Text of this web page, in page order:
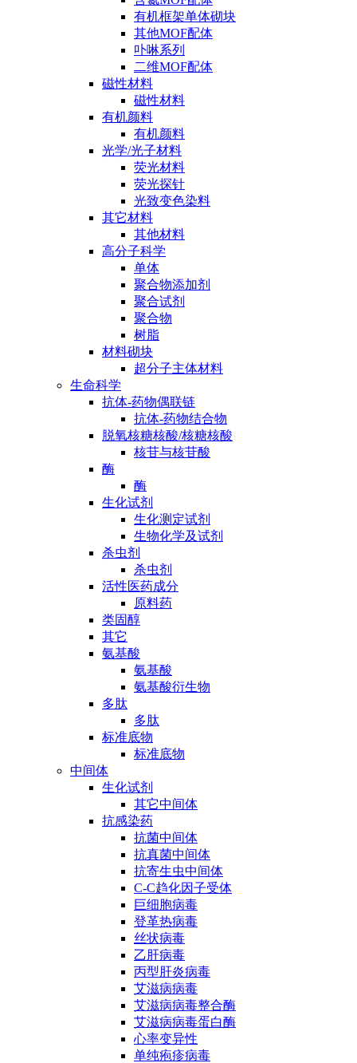
有机框架单体砌块
其他MOF配体
卟啉系列
二维MOF配体
磁性材料
磁性材料
有机颜料
有机颜料
光学/光子材料
荧光材料
荧光探针
光致变色染料
其它材料
其他材料
高分子科学
单体
聚合物添加剂
聚合试剂
聚合物
树脂
材料砌块
超分子主体材料
生命科学
抗体-药物偶联链
抗体-药物结合物
脱氧核糖核酸/核糖核酸
核苷与核苷酸
酶
酶
生化试剂
生化测定试剂
生物化学及试剂
杀虫剂
杀虫剂
活性医药成分
原料药
类固醇
其它
氨基酸
氨基酸
氨基酸衍生物
多肽
多肽
标准底物
标准底物
中间体
生化试剂
其它中间体
抗感染药
抗菌中间体
抗真菌中间体
抗寄生虫中间体
C-C趋化因子受体
巨细胞病毒
登革热病毒
丝状病毒
乙肝病毒
丙型肝炎病毒
艾滋病病毒
艾滋病病毒整合酶
艾滋病病毒蛋白酶
心率变异性
单纯疱疹病毒